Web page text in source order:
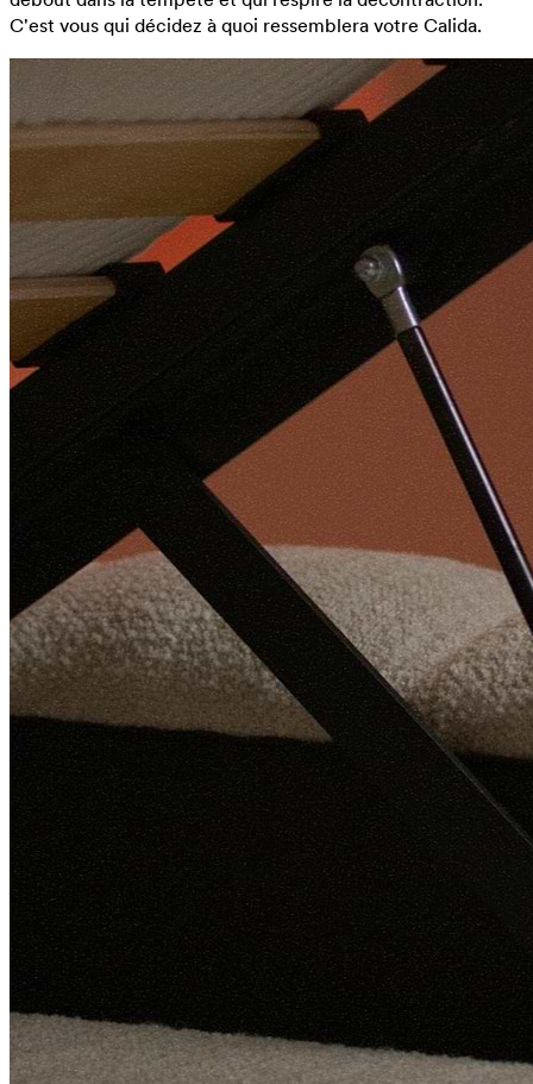
C'est vous qui décidez à quoi ressemblera votre Calida.